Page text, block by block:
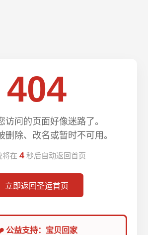
404
访问的页面好像迷路了。
删除、改名或暂时不可用。
将在 3 秒后自动返回首页
立即返回圣运首页
公益支持：宝贝回家